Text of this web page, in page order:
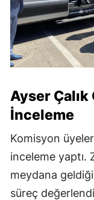
Ayser Çalık
İnceleme
Komisyon
inceleme yaptı.
meydana
süreç